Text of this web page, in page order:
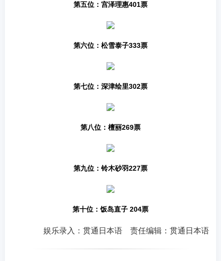
第五位：宫泽理惠401票
第六位：松雪泰子333票
第七位：深津绘里302票
第八位：檀丽269票
第九位：铃木砂羽227票
第十位： 饭岛直子 204票
娱乐录入：贯通日本语 责任编辑：贯通日本语